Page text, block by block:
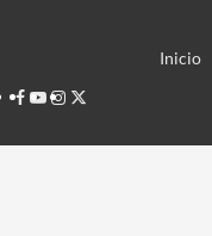
Inicio
Facebook
Youtube
Instagram
Twitter